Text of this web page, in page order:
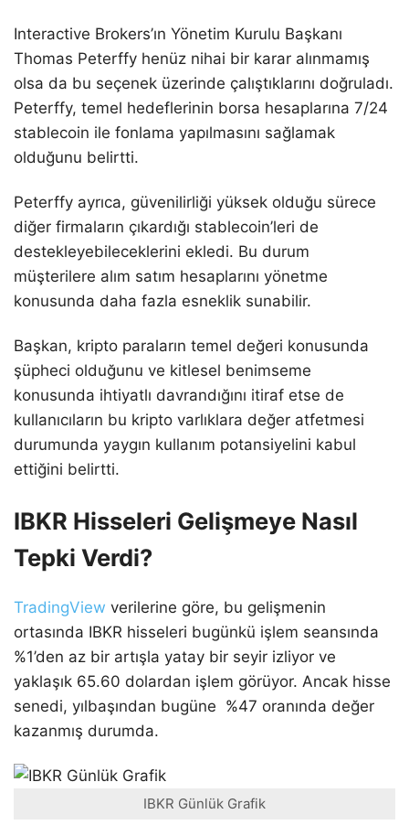
Interactive Brokers’ın Yönetim Kurulu Başkanı
Thomas Peterffy henüz nihai bir karar alınmamış
olsa da bu seçenek üzerinde çalıştıklarını doğruladı.
Peterffy, temel hedeflerinin borsa hesaplarına 7/24
stablecoin ile fonlama yapılmasını sağlamak
olduğunu belirtti.
Peterffy ayrıca, güvenilirliği yüksek olduğu sürece
diğer firmaların çıkardığı stablecoin’leri de
destekleyebileceklerini ekledi. Bu durum
müşterilere alım satım hesaplarını yönetme
konusunda daha fazla esneklik sunabilir.
Başkan, kripto paraların temel değeri konusunda
şüpheci olduğunu ve kitlesel benimseme
konusunda ihtiyatlı davrandığını itiraf etse de
kullanıcıların bu kripto varlıklara değer atfetmesi
durumunda yaygın kullanım potansiyelini kabul
ettiğini belirtti.
IBKR Hisseleri Gelişmeye Nasıl
Tepki Verdi?
TradingView verilerine göre, bu gelişmenin
ortasında IBKR hisseleri bugünkü işlem seansında
%1’den az bir artışla yatay bir seyir izliyor ve
yaklaşık 65.60 dolardan işlem görüyor. Ancak hisse
senedi, yılbaşından bugüne %47 oranında değer
kazanmış durumda.
IBKR Günlük Grafik